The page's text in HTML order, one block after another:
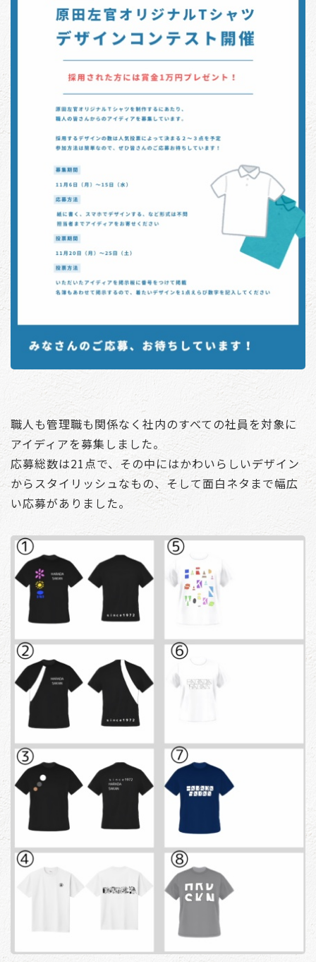
職人も管理職も関係なく社内のすべての社員を対象に
アイディアを募集しました。
応募総数は21点で、その中にはかわいらしいデザイン
からスタイリッシュなもの、そして面白ネタまで幅広
い応募がありました。